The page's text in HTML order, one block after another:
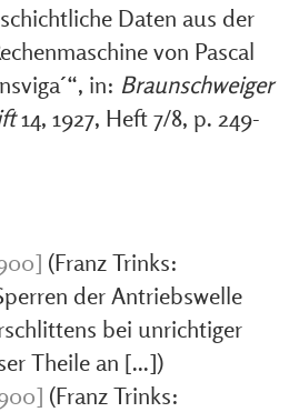
Daten aus der
von Pascal
in: Braunschweiger
14, 1927, Heft 7/8, p. 249-
(Franz Trinks:
der Antriebswelle
bei unrichtiger
Theile an [...])
(Franz Trinks: